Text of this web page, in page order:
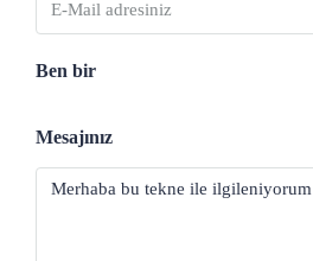
Ben bir
Mesajınız